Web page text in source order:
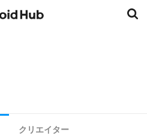
クリエイター